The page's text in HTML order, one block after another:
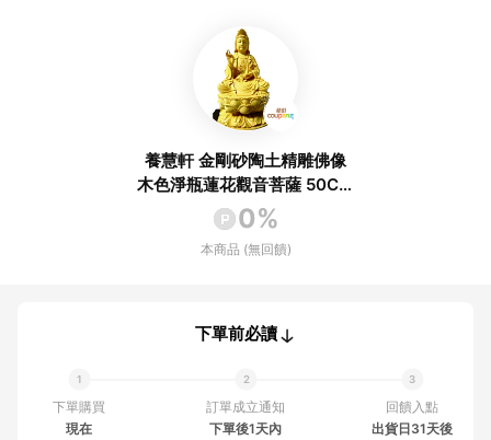
養慧軒 金剛砂陶土精雕佛像
木色淨瓶蓮花觀音菩薩 50CM
0%
本商品 (無回饋)
下單前必讀
下單購買
現在
訂單成立通知
下單後1天內
回饋入點
出貨日31天後